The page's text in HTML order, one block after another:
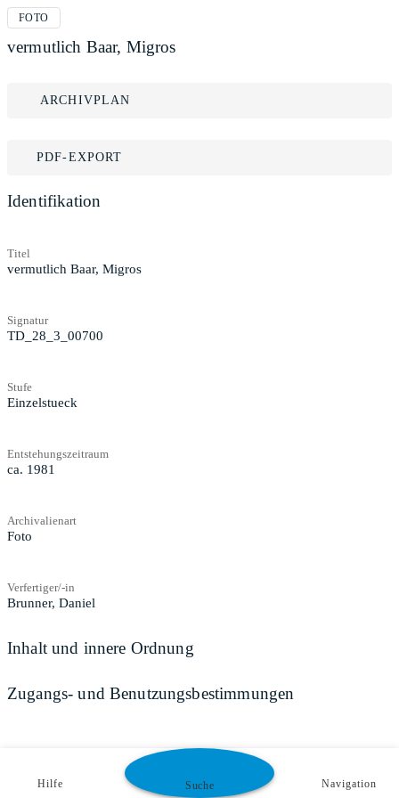
FOTO
vermutlich Baar, Migros
ARCHIVPLAN
PDF-EXPORT
Identifikation
Titel
vermutlich Baar, Migros
Signatur
TD_28_3_00700
Stufe
Einzelstueck
Entstehungszeitraum
ca. 1981
Archivalienart
Foto
Verfertiger/-in
Brunner, Daniel
Inhalt und innere Ordnung
Zugangs- und Benutzungsbestimmungen
Hilfe Suche Navigation